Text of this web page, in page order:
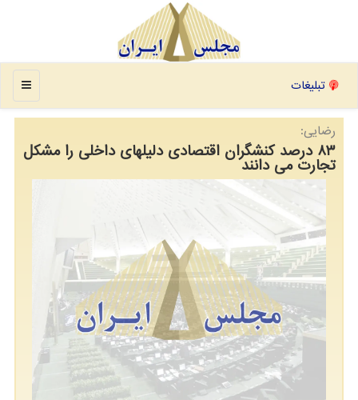
منو تبلیغات
رضایی:
۸۳ درصد کنشگران اقتصادی دلیلهای داخلی را مشکل
تجارت می دانند